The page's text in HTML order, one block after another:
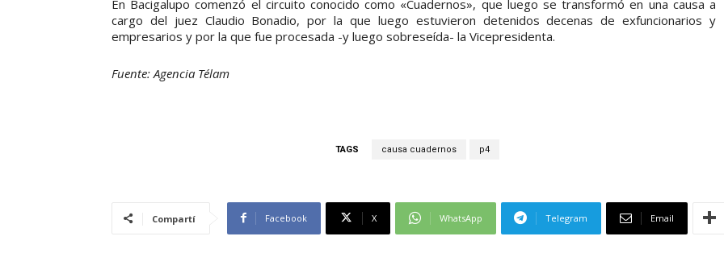
En Bacigalupo comenzó el circuito conocido como «Cuadernos», que luego se transformó en una causa a
cargo del juez Claudio Bonadio, por la que luego estuvieron detenidos decenas de exfuncionarios y
empresarios y por la que fue procesada -y luego sobreseída- la Vicepresidenta.
Fuente: Agencia Télam
TAGS causa cuadernos p4
Compartí Facebook X WhatsApp Telegram Email